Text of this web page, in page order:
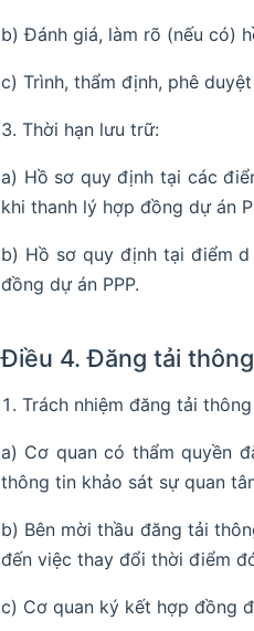
b) Đánh giá, làm rõ (nếu có)
c) Trình, thẩm định, phê
Thời hạn lưu trữ:
a) Hồ sơ quy định tại các
khi thanh lý hợp đồng dự án
b) Hồ sơ quy định tại điểm
đồng dự án PPP.
Điều 4. Đăng tải
Trách nhiệm đăng tải
a) Cơ quan có thẩm quyền
thông tin khảo sát sự quan
b) Bên mời thầu đăng tải
đến việc thay đổi thời điểm
c) Cơ quan ký kết hợp đồng